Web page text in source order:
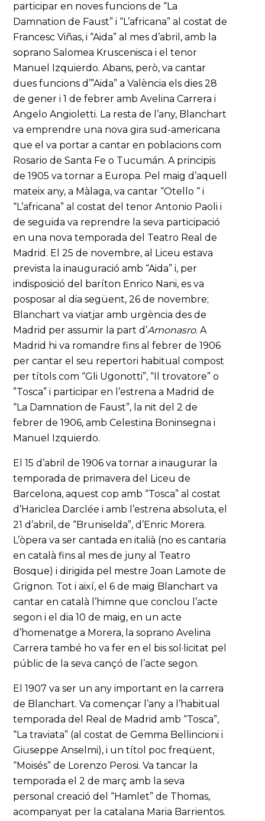
participar en noves funcions de “La
Damnation de Faust” i “L’africana” al costat de
Francesc Viñas, i “Aida” al mes d’abril, amb la
soprano Salomea Kruscenisca i el tenor
Manuel Izquierdo. Abans, però, va cantar
dues funcions d’”Aida” a València els dies 28
de gener i 1 de febrer amb Avelina Carrera i
Angelo Angioletti. La resta de l’any, Blanchart
va emprendre una nova gira sud-americana
que el va portar a cantar en poblacions com
Rosario de Santa Fe o Tucumán. A principis
de 1905 va tornar a Europa. Pel maig d’aquell
mateix any, a Màlaga, va cantar “Otello “ i
“L’africana” al costat del tenor Antonio Paoli i
de seguida va reprendre la seva participació
en una nova temporada del Teatro Real de
Madrid. El 25 de novembre, al Liceu estava
prevista la inauguració amb “Aida” i, per
indisposició del baríton Enrico Nani, es va
posposar al dia següent, 26 de novembre;
Blanchart va viatjar amb urgència des de
Madrid per assumir la part d’Amonasro. A
Madrid hi va romandre fins al febrer de 1906
per cantar el seu repertori habitual compost
per títols com “Gli Ugonotti”, “Il trovatore” o
”Tosca” i participar en l’estrena a Madrid de
“La Damnation de Faust”, la nit del 2 de
febrer de 1906, amb Celestina Boninsegna i
Manuel Izquierdo.
El 15 d’abril de 1906 va tornar a inaugurar la
temporada de primavera del Liceu de
Barcelona, aquest cop amb “Tosca” al costat
d’Hariclea Darclée i amb l’estrena absoluta, el
21 d’abril, de “Bruniselda”, d’Enric Morera.
L’òpera va ser cantada en italià (no es cantaria
en català fins al mes de juny al Teatro
Bosque) i dirigida pel mestre Joan Lamote de
Grignon. Tot i així, el 6 de maig Blanchart va
cantar en català l’himne que conclou l’acte
segon i el dia 10 de maig, en un acte
d’homenatge a Morera, la soprano Avelina
Carrera també ho va fer en el bis sol·licitat pel
públic de la seva cançó de l’acte segon.
El 1907 va ser un any important en la carrera
de Blanchart. Va començar l’any a l’habitual
temporada del Real de Madrid amb “Tosca”,
“La traviata” (al costat de Gemma Bellincioni i
Giuseppe Anselmi), i un títol poc freqüent,
“Moisés” de Lorenzo Perosi. Va tancar la
temporada el 2 de març amb la seva
personal creació del “Hamlet” de Thomas,
acompanyat per la catalana Maria Barrientos.